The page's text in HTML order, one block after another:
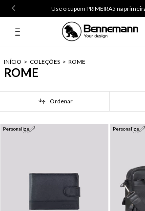
Use o cupom PRIMEIRA5 na
INÍCIO > COLEÇÕES > ROME
ROME
Ordenar
Personalize Personalize